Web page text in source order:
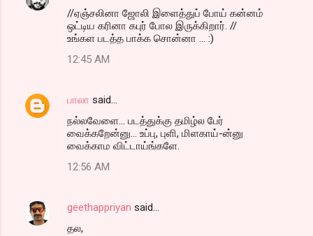
//ஏஞ்சலினா ஜோலி இளைத்துப் போய் கன்னம்
ஒட்டிய கரினா கபுர் போல இருக்கிறார். //
உங்கள படத்த பாக்க சொன்னா ... :)
12:45 AM
பாலா said…
நல்லவேளை... படத்துக்கு தமிழ்ல பேர்
வைக்கறேன்னு... உப்பு, புளி, மிளகாய்-ன்னு
வைக்காம விட்டாய்ங்களே.
12:56 AM
geethappriyan said…
தல,